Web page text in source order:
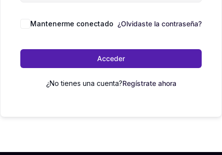
Mantenerme conectado ¿Olvidaste la contraseña?
Acceder
¿No tienes una cuenta?Regístrate ahora